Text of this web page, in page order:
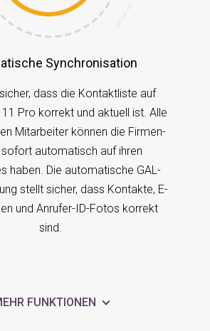
Synchronisation
dass die Kontaktliste auf
Pro korrekt und aktuell ist. Alle
Mitarbeiter können die Firmen-
sofort automatisch auf ihren
haben. Die automatische GAL-
stellt sicher, dass Kontakte, E-
und Anrufer-ID-Fotos korrekt
sind.
FUNKTIONEN